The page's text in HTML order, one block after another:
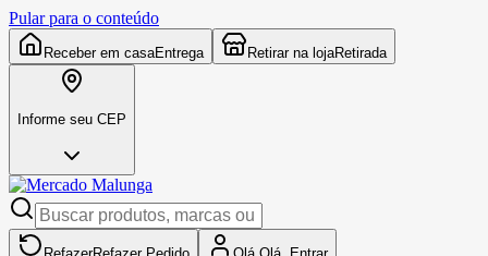
Pular para o conteúdo
Receber em casaEntrega Retirar na lojaRetirada
Informe seu CEP